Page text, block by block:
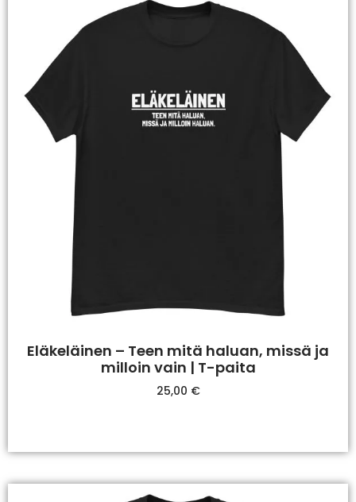
Eläkeläinen – Teen mitä haluan, missä ja
milloin vain | T-paita
25,00 €